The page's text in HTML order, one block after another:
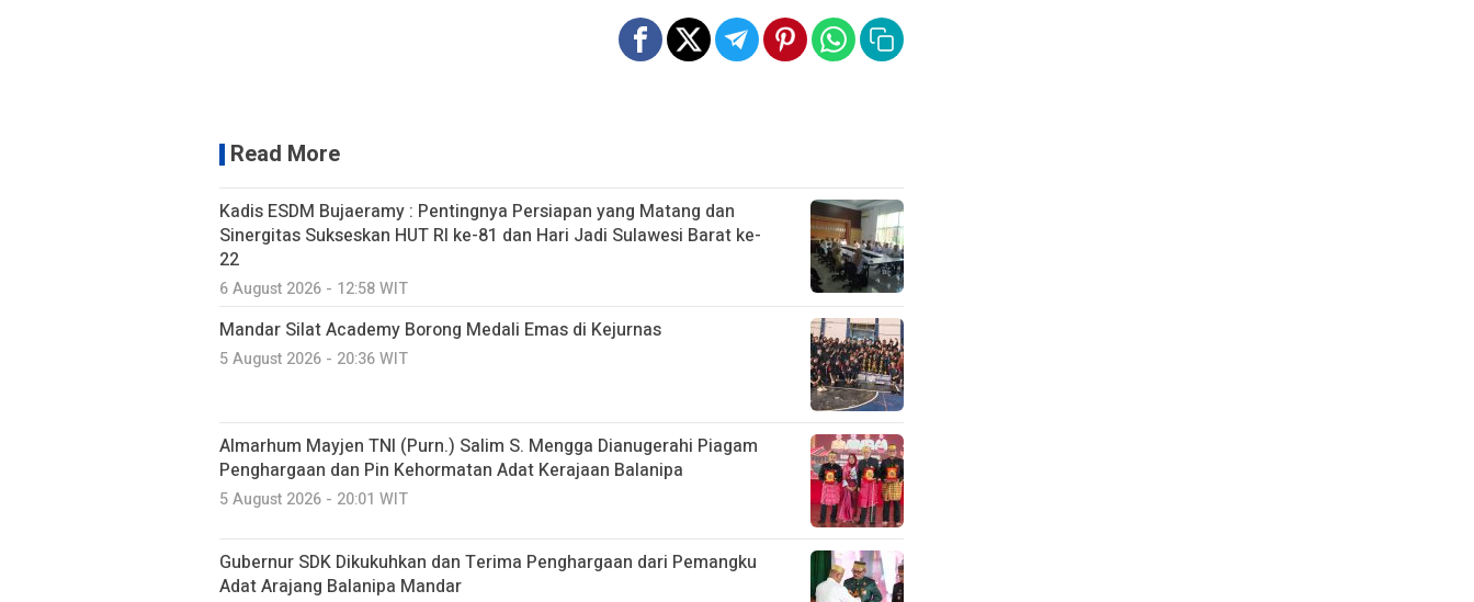
Read More
Kadis ESDM Bujaeramy : Pentingnya Persiapan yang Matang dan
Sinergitas Sukseskan HUT RI ke-81 dan Hari Jadi Sulawesi Barat ke-
22
6 August 2026 - 12:58 WIT
Mandar Silat Academy Borong Medali Emas di Kejurnas
5 August 2026 - 20:36 WIT
Almarhum Mayjen TNI (Purn.) Salim S. Mengga Dianugerahi Piagam
Penghargaan dan Pin Kehormatan Adat Kerajaan Balanipa
5 August 2026 - 20:01 WIT
Gubernur SDK Dikukuhkan dan Terima Penghargaan dari Pemangku
Adat Arajang Balanipa Mandar